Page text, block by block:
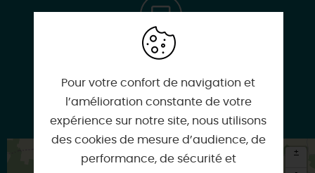
www.lepanierdupetitcaillou.com
+
Pour votre confort de navigation et
l’amélioration constante de votre
expérience sur notre site, nous utilisons
des cookies de mesure d’audience, de
performance, de sécurité et